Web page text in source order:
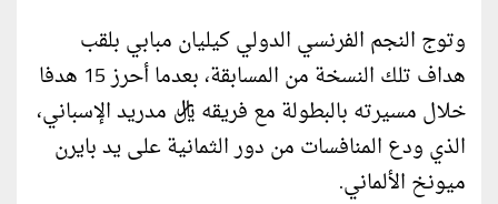
وتوج النجم الفرنسي الدولي كيليان مبابي بلقب
هداف تلك النسخة من المسابقة، بعدما أحرز 15 هدفا
خلال مسيرته بالبطولة مع فريقه ريال مدريد الإسباني،
الذي ودع المنافسات من دور الثمانية على يد بايرن
ميونخ الألماني.